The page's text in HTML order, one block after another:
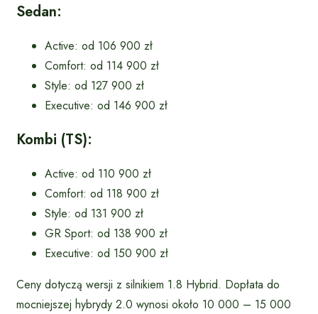
Sedan:
Active: od 106 900 zł
Comfort: od 114 900 zł
Style: od 127 900 zł
Executive: od 146 900 zł
Kombi (TS):
Active: od 110 900 zł
Comfort: od 118 900 zł
Style: od 131 900 zł
GR Sport: od 138 900 zł
Executive: od 150 900 zł
Ceny dotyczą wersji z silnikiem 1.8 Hybrid. Dopłata do
mocniejszej hybrydy 2.0 wynosi około 10 000 – 15 000